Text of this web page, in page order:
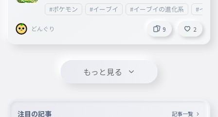
#ポケモン #イーブイ #イーブイの進化系 #イー
どんぐり 9 2
もっと見る
注目の記事 記事一覧